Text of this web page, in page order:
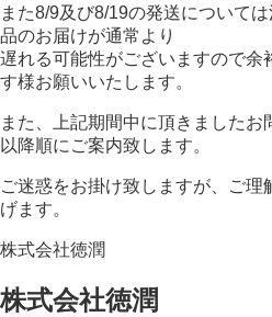
また8/9及び8/19の発送について
品のお届けが通常より
遅れる可能性がございますので余
す様お願いいたします。
また、上記期間中に頂きましたお
以降順にご案内致します。
ご迷惑をお掛け致しますが、ご理
げます。
株式会社徳潤
株式会社徳潤